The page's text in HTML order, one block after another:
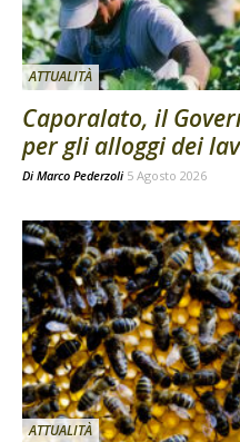
ATTUALITÀ
Caporalato, il
per gli alloggi dei
Di Marco Pederzoli 5 Agosto 2026
ATTUALITÀ